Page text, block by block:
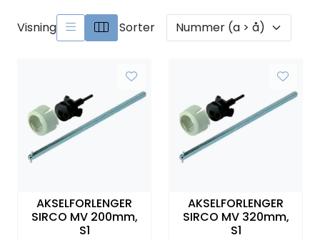
Visning Sorter
AKSELFORLENGER
SIRCO MV 200mm,
S1
AKSELFORLENGER
SIRCO MV 320mm,
S1
Betjeningsmatriell
Skinnesystem
Montasjemateriell
Leverandører